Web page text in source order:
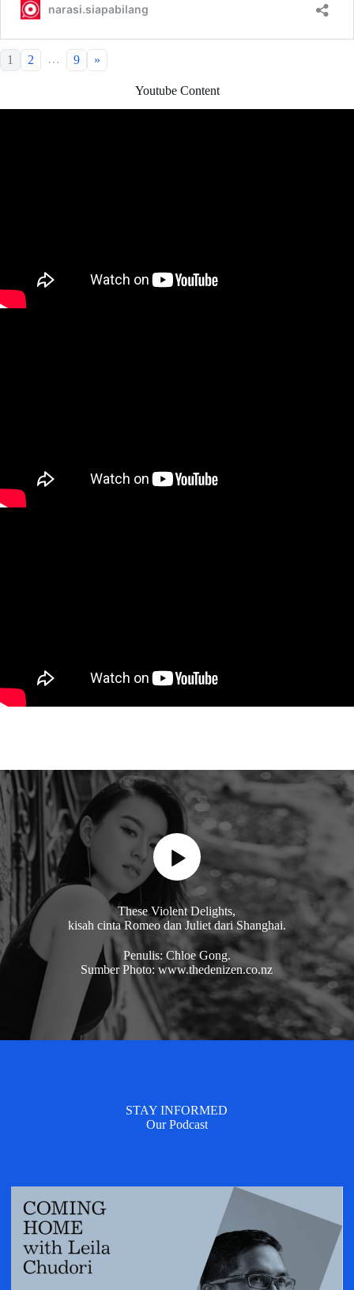
1 2 … 9 »
Youtube Content
These Violent Delights,
kisah cinta Romeo dan Juliet dari Shanghai.
Penulis: Chloe Gong.
Sumber Photo: www.thedenizen.co.nz
STAY INFORMED
Our Podcast